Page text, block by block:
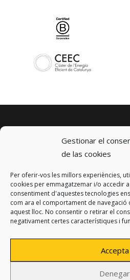
Gestionar el
de las cookies
Per oferir-vos les millors experiències,
cookies per emmagatzemar i/o accedir
consentiment d'aquestes tecnologies
com ara el comportament de navegació
aquest lloc. No consentir o retirar el
negativament certes característiques i
Accepta
Denegar
© 2023 km0
Carrer Baldrich
08223 Terrassa,
Política de